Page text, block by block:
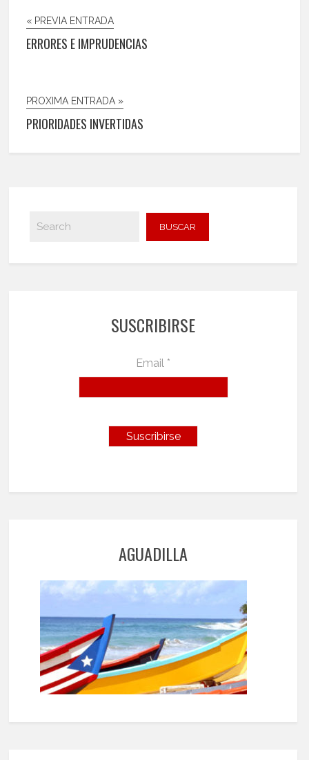
« PREVIA ENTRADA
ERRORES E IMPRUDENCIAS
PROXIMA ENTRADA »
PRIORIDADES INVERTIDAS
SUSCRIBIRSE
Email *
AGUADILLA